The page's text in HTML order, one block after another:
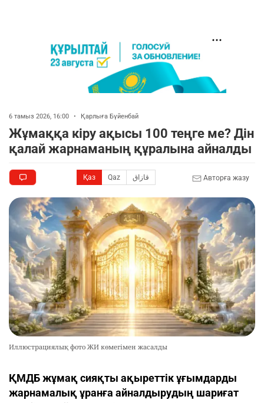
6 тамыз 2026, 16:00 • Қарлыға Бүйенбай
Жұмаққа кіру ақысы 100 теңге ме? Дін
қалай жарнаманың құралына айналды
Қаз Qaz قازاق Авторға жазу
Иллюстрациялық фото ЖИ көмегімен жасалды
ҚМДБ жұмақ сияқты ақыреттік ұғымдарды
жарнамалық ұранға айналдырудың шариғат